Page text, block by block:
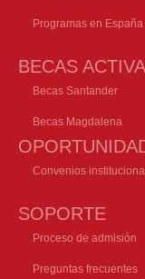
Programas en España
BECAS
Becas Santander
Becas Magdalena
Convenios
SOPORTE
Proceso de admisión
Preguntas frecuentes